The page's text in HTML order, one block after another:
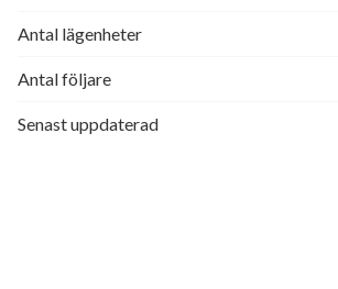
Antal lägenheter
Antal följare
Senast uppdaterad